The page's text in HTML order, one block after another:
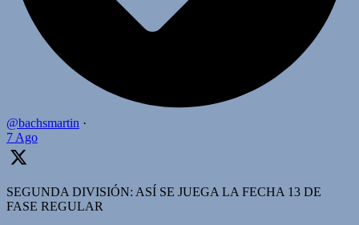
@bachsmartin ·
7 Ago
SEGUNDA DIVISIÓN: ASÍ SE JUEGA LA FECHA 13 DE
FASE REGULAR